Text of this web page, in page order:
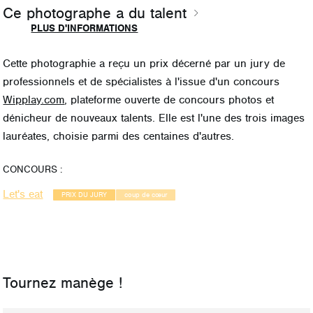
Ce photographe a du talent
PLUS D'INFORMATIONS
Cette photographie a reçu un prix décerné par un jury de
professionnels et de spécialistes à l'issue d'un concours
Wipplay.com , plateforme ouverte de concours photos et
dénicheur de nouveaux talents. Elle est l'une des trois images
lauréates, choisie parmi des centaines d'autres.
CONCOURS :
Let's eat PRIX DU JURY coup de cœur
Tournez manège !